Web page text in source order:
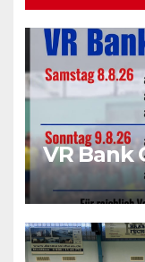
VR Bank